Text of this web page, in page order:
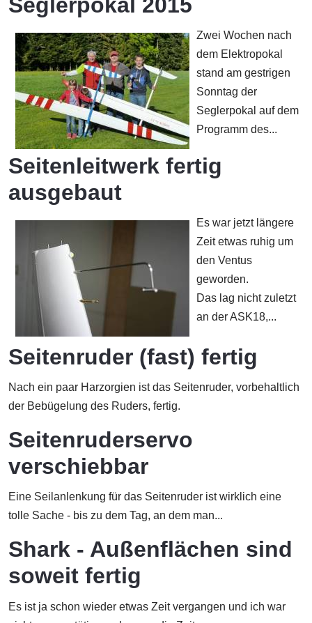
Zwei Wochen nach
dem Elektropokal
stand am gestrigen
Sonntag der
Seglerpokal auf dem
Programm des...
Seitenleitwerk fertig
ausgebaut
Es war jetzt längere
Zeit etwas ruhig um
den Ventus
geworden.
Das lag nicht zuletzt
an der ASK18,...
Seitenruder (fast) fertig
Nach ein paar Harzorgien ist das Seitenruder, vorbehaltlich
der Bebügelung des Ruders, fertig.
Seitenruderservo
verschiebbar
Eine Seilanlenkung für das Seitenruder ist wirklich eine
tolle Sache - bis zu dem Tag, an dem man...
Shark - Außenflächen sind
soweit fertig
Es ist ja schon wieder etwas Zeit vergangen und ich war